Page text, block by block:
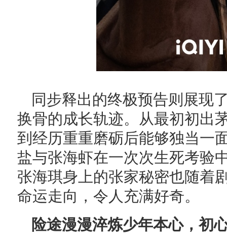
同步释出的终极预告则展现
换骨的成长轨迹。从最初初出
到经历重重磨砺后能够独当一
盐与张海虾在一次次生死考验
张海琪身上的张家秘密也随着
命运走向，令人充满好奇。
险途漫漫淬炼少年本心，初